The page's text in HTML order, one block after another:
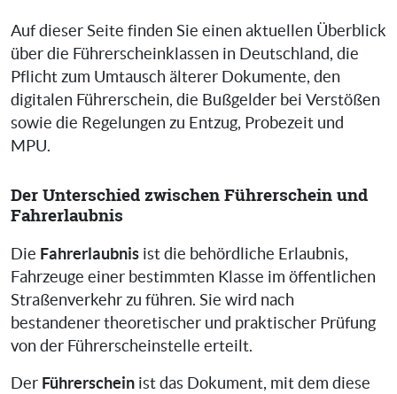
Auf dieser Seite finden Sie einen aktuellen Überblick
über die Führerscheinklassen in Deutschland, die
Pflicht zum Umtausch älterer Dokumente, den
digitalen Führerschein, die Bußgelder bei Verstößen
sowie die Regelungen zu Entzug, Probezeit und
MPU.
Der Unterschied zwischen Führerschein und
Fahrerlaubnis
Die Fahrerlaubnis ist die behördliche Erlaubnis,
Fahrzeuge einer bestimmten Klasse im öffentlichen
Straßenverkehr zu führen. Sie wird nach
bestandener theoretischer und praktischer Prüfung
von der Führerscheinstelle erteilt.
Der Führerschein ist das Dokument, mit dem diese